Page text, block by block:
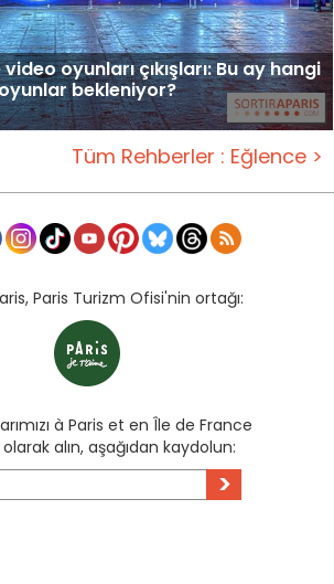
oyunları çıkışları: Bu ay hangi
bekleniyor?
Tüm Rehberler : Eğlence >
Paris Turizm Ofisi'nin ortağı:
à Paris et en Île de France
alın, aşağıdan kaydolun:
>